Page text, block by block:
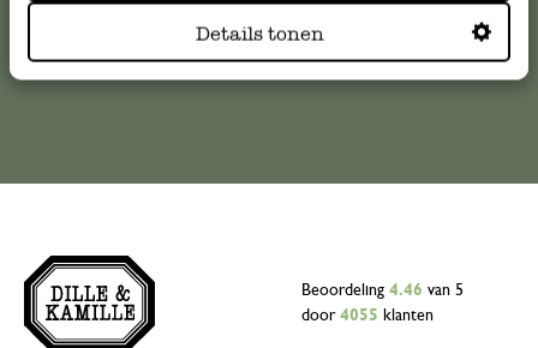
Details tonen
Online Klantenservice
Beoordeling 4.46 van 5
door 4055 klanten